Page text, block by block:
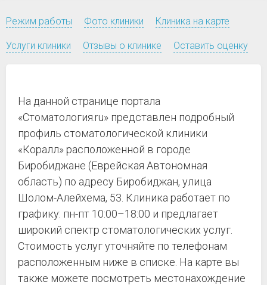
Режим работы Фото клиники Клиника на карте
Услуги клиники Отзывы о клинике Оставить оценку
На данной странице портала
«Стоматология.ru» представлен подробный
профиль стоматологической клиники
«Коралл» расположенной в городе
Биробиджане (Еврейская Автономная
область) по адресу Биробиджан, улица
Шолом-Алейхема, 53. Клиника работает по
графику: пн-пт 10:00–18:00 и предлагает
широкий спектр стоматологических услуг.
Стоимость услуг уточняйте по телефонам
расположенным ниже в списке. На карте вы
также можете посмотреть местонахождение